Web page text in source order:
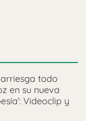
todo
en su nueva
Videoclip y